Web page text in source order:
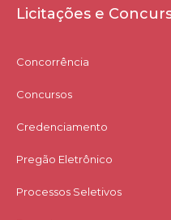
Licitações e
Concorrência
Concursos
Credenciamento
Pregão Eletrônico
Processos Seletivos